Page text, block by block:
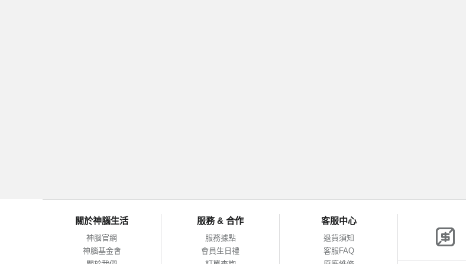
關於神腦生活
神腦官網
神腦基金會
服務 & 合作
服務據點
會員生日禮
客服中心
退貨須知
客服FAQ